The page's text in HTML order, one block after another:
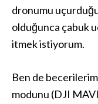
dronumu
olduğunca çabuk
itmek istiyorum.
Ben de
modunu (DJI